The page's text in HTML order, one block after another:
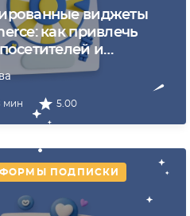
виджеты
как привлечь
и
продажи
мин 5.00
ПОДПИСКИ